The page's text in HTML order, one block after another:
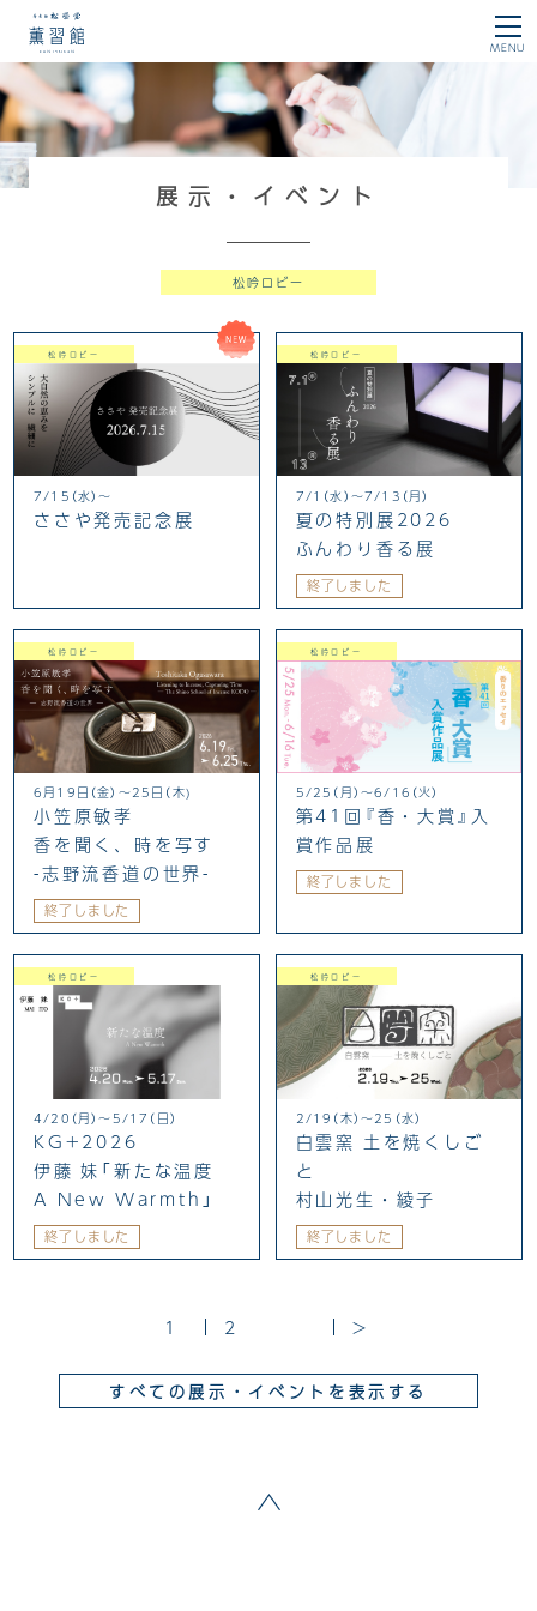
薫習館
MENU
展示・イベント
松吟ロビー
松吟ロビー
7/15（水）～
ささや発売記念展
NEW
松吟ロビー
7/1（水）～7/13（月）
夏の特別展2026
ふんわり香る展
終了しました
松吟ロビー
6月19日（金）〜25日（木)
小笠原敏孝
香を聞く、時を写す
-志野流香道の世界-
終了しました
松吟ロビー
5/25（月）〜6/16（火）
第41回『香・大賞』入
賞作品展
終了しました
松吟ロビー
4/20（月）〜5/17（日）
KG+2026
伊藤 妹「新たな温度
A New Warmth」
終了しました
松吟ロビー
2/19（木）～25（水）
白雲窯 土を焼くしご
と
村山光生・綾子
終了しました
1 2 >
すべての展示・イベントを表示する
ページトップへ戻る